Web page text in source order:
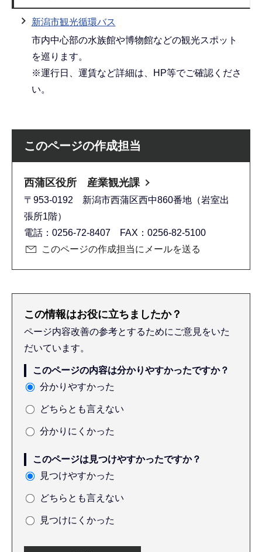
新潟市観光循環バス
市内中心部の水族館や博物館などの観光スポット
を巡ります。
※運行日、運賃など詳細は、HP等でご確認くださ
い。
このページの作成担当
西蒲区役所 産業観光課
〒953-0192 新潟市西蒲区西中860番地（岩室出
張所1階）
電話：0256-72-8407 FAX：0256-82-5100
このページの作成担当にメールを送る
この情報はお役に立ちましたか？
ページ内容改善の参考とするためにご意見をいた
だいています。
このページの内容は分かりやすかったですか？
分かりやすかった
どちらとも言えない
分かりにくかった
このページは見つけやすかったですか？
見つけやすかった
どちらとも言えない
見つけにくかった